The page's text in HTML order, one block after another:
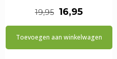
19,95
prijs
16,95Huidige
prijs
Toevoegen aan winkelwagen